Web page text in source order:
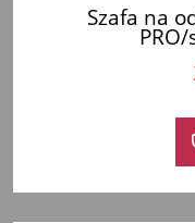
Szafa na